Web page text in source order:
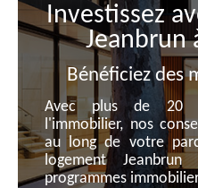
Investissez
Jeanbrun
Bénéficiez des
Avec plus de 20
l'immobilier, nos
au long de votre
logement
programmes